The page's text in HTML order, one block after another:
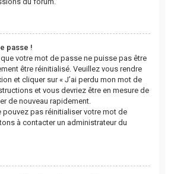
passe !
votre mot de passe ne puisse pas être
être réinitialisé. Veuillez vous rendre
et cliquer sur « J’ai perdu mon mot de
et vous devriez être en mesure de
de nouveau rapidement.
pouvez pas réinitialiser votre mot de
à contacter un administrateur du